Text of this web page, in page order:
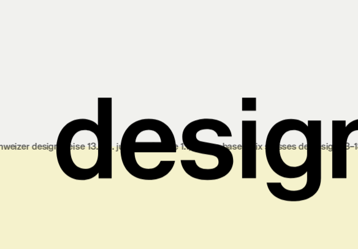
13.‒18. juni 2023 halle 1.1, messe basel prix suisses de design 13‒18 juin 2023